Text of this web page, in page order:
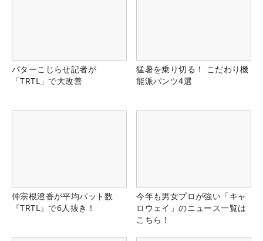
パターこじらせ記者が
「TRTL」で大改善
猛暑を乗り切る！ こだわり機
能派パンツ4選
仲宗根澄香が平均パット数
『TRTL』で6人抜き！
今年も男女プロが強い「キャ
ロウェイ」のニュース一覧は
こちら！